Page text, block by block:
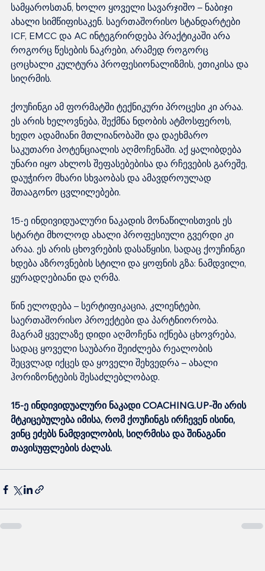
სამყაროსთან, ხოლო ყოველი სავარჯიშო – ნაბიჯი
ახალი სიმწიფისაკენ. საერთაშორისო სტანდარტები
ICF, EMCC და AC ინტეგრირდება პრაქტიკაში არა
როგორც წესების ნაკრები, არამედ როგორც
ცოცხალი კულტურა პროფესიონალიზმის, ეთიკისა და
სიღრმის.
ქოუჩინგი ამ ფორმატში ტექნიკური პროცესი კი არაა.
ეს არის ხელოვნება, შექმნა ნდობის ატმოსფეროს,
ხედო ადამიანი მთლიანობაში და დაეხმარო
საკუთარი პოტენციალის აღმოჩენაში. აქ ყალიბდება
უნარი იყო ახლოს შეფასებებისა და რჩევების გარეშე,
დაუჭირო მხარი სხვაობას და ამავდროულად
შთააგონო ცვლილებები.
15-ე ინდივიდუალური ნაკადის მონაწილისთვის ეს
სტარტი მხოლოდ ახალი პროფესიული გვერდი კი
არაა. ეს არის ცხოვრების დასაწყისი, სადაც ქოუჩინგი
ხდება აზროვნების სტილი და ყოფნის გზა: ნამდვილი,
ყურადღებიანი და ღრმა.
წინ ელოდება – სერტიფიკაცია, კლიენტები,
საერთაშორისო პროექტები და პარტნიორობა.
მაგრამ ყველაზე დიდი აღმოჩენა იქნება ცხოვრება,
სადაც ყოველი საუბარი შეიძლება რეალობის
შეცვლად იქცეს და ყოველი შეხვედრა – ახალი
ჰორიზონტების შესაძლებლობად.
15-ე ინდივიდუალური ნაკადი COACHING.UP-ში არის
მტკიცებულება იმისა, რომ ქოუჩინგს ირჩევენ ისინი,
ვინც ეძებს ნამდვილობის, სიღრმისა და შინაგანი
თავისუფლების ძალას.